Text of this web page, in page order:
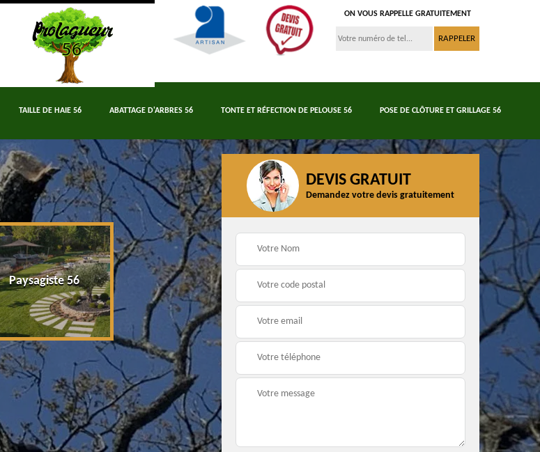
ON VOUS RAPPELLE GRATUITEMENT
TAILLE DE HAIE 56 ABATTAGE D'ARBRES 56 TONTE ET RÉFECTION DE PELOUSE 56 POSE DE CLÔTURE ET GRILLAGE 56
Paysagiste 56 Taille de haie 56 Abattage d'arbres 56
Tonte et réfection de
pelouse 56
DEVIS GRATUIT
Demandez votre devis gratuitement